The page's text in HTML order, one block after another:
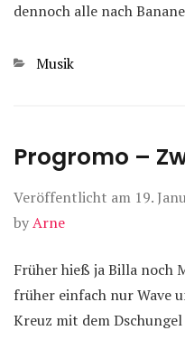
dennoch alle nach
Kategorien
Musik
Progromo –
Veröffentlicht am 19.
byArne
Früher hieß ja Billa noch
früher einfach nur Wave
Kreuz mit dem